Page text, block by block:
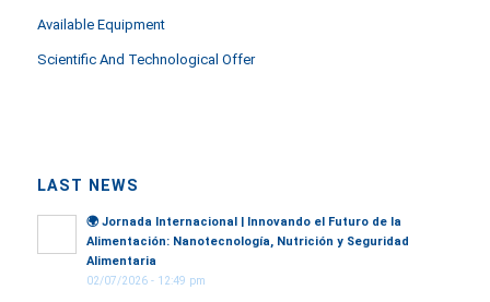
Available Equipment
Scientific And Technological Offer
LAST NEWS
🌍 Jornada Internacional | Innovando el Futuro de la
Alimentación: Nanotecnología, Nutrición y Seguridad
Alimentaria
02/07/2026 - 12:49 pm